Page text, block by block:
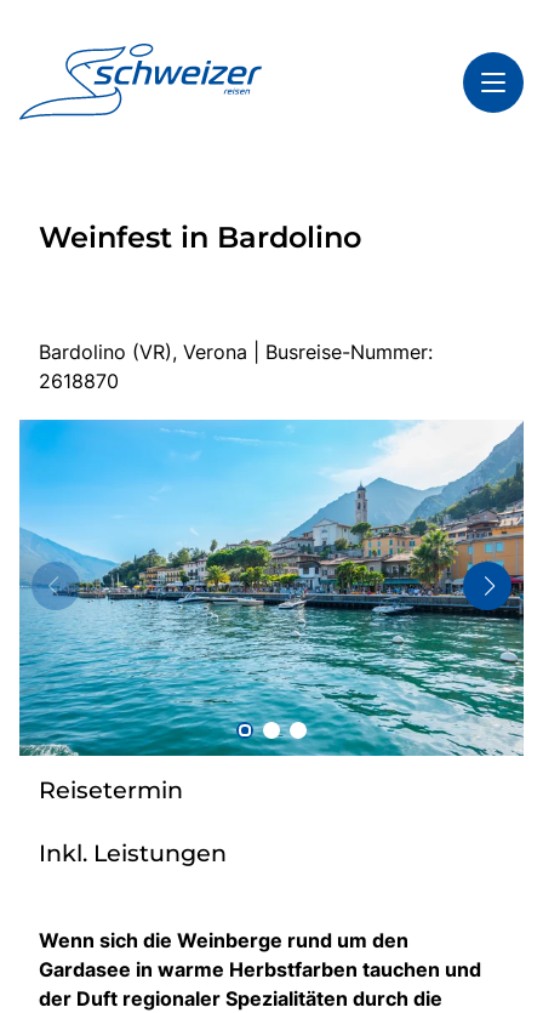
Highlights
Kontakt & Service
Start
Mehrtagesreisen
Tagesfahrten
Bus anmieten
Kataloge
Kontakt
Weinfest in Bardolino
Bardolino (VR), Verona | Busreise-Nummer:
2618870
Reisetermin
Inkl. Leistungen
Wenn sich die Weinberge rund um den
Gardasee in warme Herbstfarben tauchen und
der Duft regionaler Spezialitäten durch die